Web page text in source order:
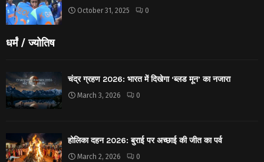
October 31, 2025 0
धर्मं / ज्योतिष
चंद्र ग्रहण 2026: भारत में दिखेगा ‘ब्लड मून’ का नजारा
March 3, 2026 0
होलिका दहन 2026: बुराई पर अच्छाई की जीत का पर्व
March 2, 2026 0